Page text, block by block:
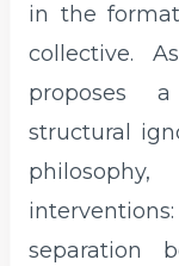
in the
collective.
proposes
structural
separation